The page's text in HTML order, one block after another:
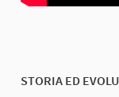
STORIA ED